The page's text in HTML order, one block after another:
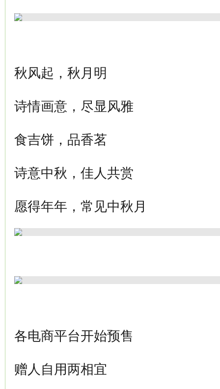
秋风起，秋月明
诗情画意，尽显风雅
食吉饼，品香茗
诗意中秋，佳人共赏
愿得年年，常见中秋月
各电商平台开始预售
赠人自用两相宜